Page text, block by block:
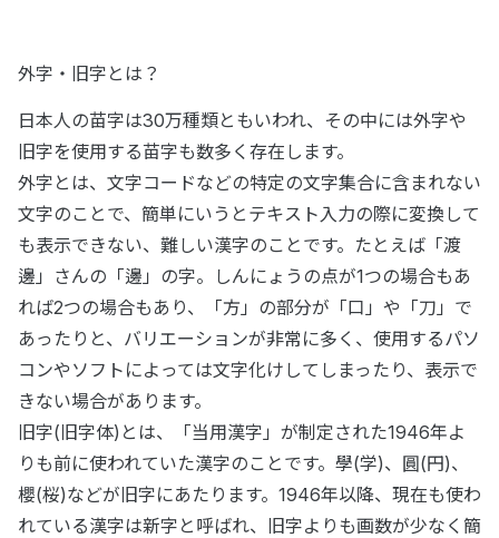
外字・旧字とは？
日本人の苗字は30万種類ともいわれ、その中には外字や
旧字を使用する苗字も数多く存在します。
外字とは、文字コードなどの特定の文字集合に含まれない
文字のことで、簡単にいうとテキスト入力の際に変換して
も表示できない、難しい漢字のことです。たとえば「渡
邊」さんの「邊」の字。しんにょうの点が1つの場合もあ
れば2つの場合もあり、「方」の部分が「口」や「刀」で
あったりと、バリエーションが非常に多く、使用するパソ
コンやソフトによっては文字化けしてしまったり、表示で
きない場合があります。
旧字(旧字体)とは、「当用漢字」が制定された1946年よ
りも前に使われていた漢字のことです。學(学)、圓(円)、
櫻(桜)などが旧字にあたります。1946年以降、現在も使わ
れている漢字は新字と呼ばれ、旧字よりも画数が少なく簡